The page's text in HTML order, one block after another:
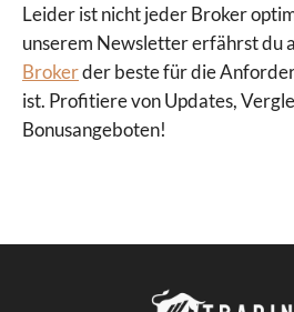
Leider ist nicht jeder Broker
unserem Newsletter erfährst du
Brokerder beste für die
ist. Profitiere von Updates,
Bonusangeboten!